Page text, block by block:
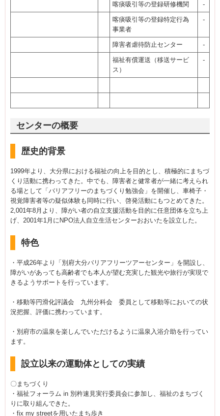
喀痰吸引等の登録研修機関 -
喀痰吸引等の登録特定行為
事業者
-
障害者虐待防止センター -
福祉有償運送（移送サービ
ス）
-
センターの概要
歴史的背景
1999年より、大分県における福祉の向上を目的とし、積極的にまちづ
くり活動に携わってきた。中でも、障害者と健常者が一緒に考えられ
る場として「バリアフリーのまちづくり勉強会」を開催し、車椅子・
視覚障害者等の疑似体験も同時に行い、啓発活動にもつとめてきた。
2,001年8月より、障がい者の自立支援活動を目的に任意団体を立ち上
げ、2001年1月にNPO法人自立生活センターおおいたを設立した。
特色
・平成26年より「別府大分バリアフリーツアーセンター」を開設し、
障がいがあっても高齢者でも本人が望む充実した観光や旅行が実現で
きるようサポートを行っています。
・移動等円滑化評議会 九州分科会 委員として移動等においての状
況把握、評価に携わっています。
・別府市の温泉を楽しんでいただけるように温泉入浴介助を行ってい
ます。
設立以来の運動体としての実績
〇まちづくり
・福祉フォーラム in 別杵速見実行委員会に参加し、福祉のまちづく
りに取り組んできた。
・fix my streetを用いたまち歩き